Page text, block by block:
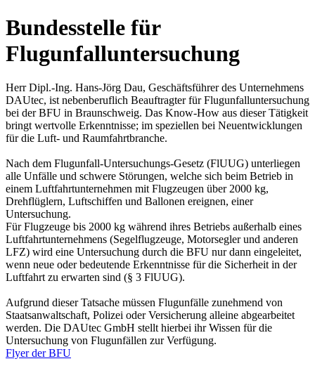
Bundesstelle für
Flugunfalluntersuchung
Herr Dipl.-Ing. Hans-Jörg Dau, Geschäftsführer des Unternehmens
DAUtec, ist nebenberuflich Beauftragter für Flugunfalluntersuchung
bei der BFU in Braunschweig. Das Know-How aus dieser Tätigkeit
bringt wertvolle Erkenntnisse; im speziellen bei Neuentwicklungen
für die Luft- und Raumfahrtbranche.
Nach dem Flugunfall-Untersuchungs-Gesetz (FlUUG) unterliegen
alle Unfälle und schwere Störungen, welche sich beim Betrieb in
einem Luftfahrtunternehmen mit Flugzeugen über 2000 kg,
Drehflüglern, Luftschiffen und Ballonen ereignen, einer
Untersuchung.
Für Flugzeuge bis 2000 kg während ihres Betriebs außerhalb eines
Luftfahrtunternehmens (Segelflugzeuge, Motorsegler und anderen
LFZ) wird eine Untersuchung durch die BFU nur dann eingeleitet,
wenn neue oder bedeutende Erkenntnisse für die Sicherheit in der
Luftfahrt zu erwarten sind (§ 3 FlUUG).
Aufgrund dieser Tatsache müssen Flugunfälle zunehmend von
Staatsanwaltschaft, Polizei oder Versicherung alleine abgearbeitet
werden. Die DAUtec GmbH stellt hierbei ihr Wissen für die
Untersuchung von Flugunfällen zur Verfügung.
Flyer der BFU